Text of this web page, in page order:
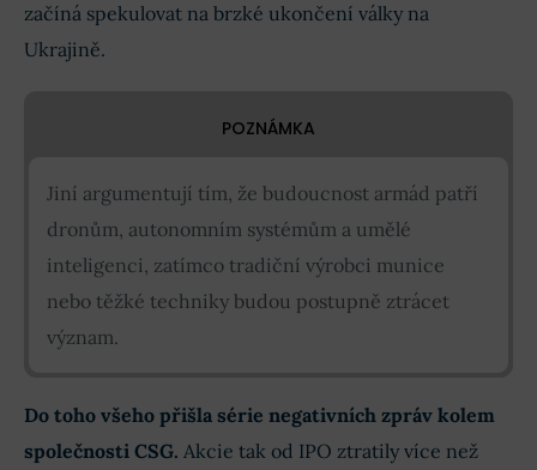
začíná spekulovat na brzké ukončení války na
Ukrajině.
POZNÁMKA
Jiní argumentují tím, že budoucnost armád patří
dronům, autonomním systémům a umělé
inteligenci, zatímco tradiční výrobci munice
nebo těžké techniky budou postupně ztrácet
význam.
Do toho všeho přišla série negativních zpráv kolem
společnosti CSG. Akcie tak od IPO ztratily více než